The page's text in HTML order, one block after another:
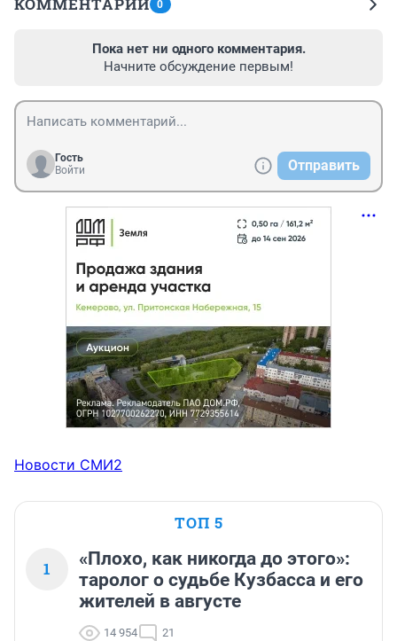
КОММЕНТАРИИ 0
Пока нет ни одного комментария.
Начните обсуждение первым!
Гость
Войти
Отправить
Новости СМИ2
ТОП 5
1
«Плохо, как никогда до этого»:
таролог о судьбе Кузбасса и его
жителей в августе
14 954 21